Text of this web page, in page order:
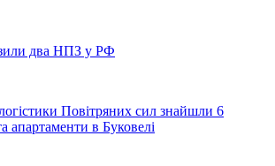
два НПЗ у РФ
Повітряних сил знайшли 6
апартаменти в Буковелі